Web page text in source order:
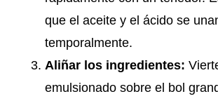
que el aceite y el ácido se
temporalmente.
Aliñar los ingredientes:
emulsionado sobre el bol